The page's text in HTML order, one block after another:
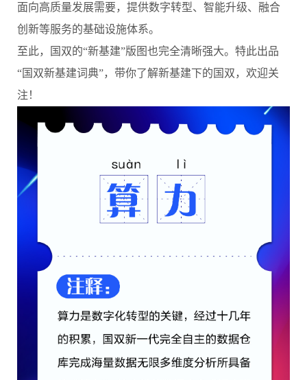
面向高质量发展需要，提供数字转型、智能升级、融合
创新等服务的基础设施体系。
至此，国双的“新基建”版图也完全清晰强大。特此出品
“国双新基建词典”，带你了解新基建下的国双，欢迎关
注！